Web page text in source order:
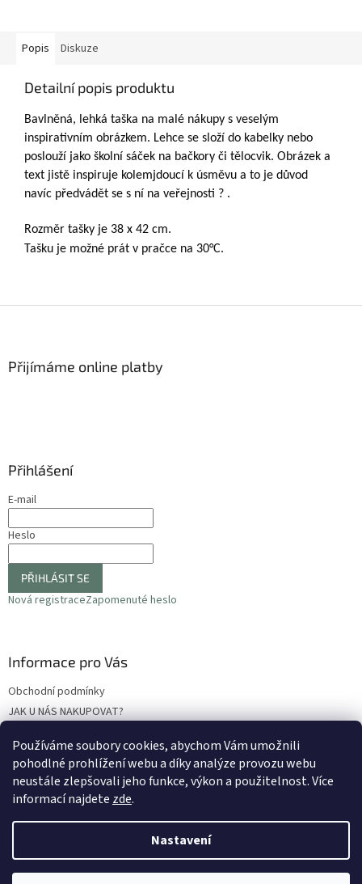
Používáme soubory cookies, abychom Vám umožnili
pohodlné prohlížení webu a díky analýze provozu webu
neustále zlepšovali jeho funkce, výkon a použitelnost. Více
informací najdete zde.
Nastavení
Popis Diskuze
Detailní popis produktu
Bavlněná, lehká taška na malé nákupy s veselým
inspirativním obrázkem. Lehce se složí do kabelky nebo
poslouží jako školní sáček na bačkory či tělocvik. Obrázek a
text jistě inspiruje kolemjdoucí k úsměvu a to je důvod
navíc předvádět se s ní na veřejnosti ? .
Rozměr tašky je 38 x 42 cm.
Tašku je možné prát v pračce na 30°C.
Přijímáme online platby
Přihlášení
E-mail
Heslo
PŘIHLÁSIT SE
Nová registraceZapomenuté heslo
Informace pro Vás
Obchodní podmínky
JAK U NÁS NAKUPOVAT?
Odstoupení od smlouvy
Reklamační protokol
Vytvořil Shoptet